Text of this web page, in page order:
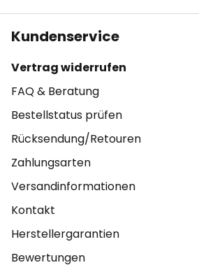
Kundenservice
Vertrag widerrufen
FAQ & Beratung
Bestellstatus prüfen
Rücksendung/Retouren
Zahlungsarten
Versandinformationen
Kontakt
Herstellergarantien
Bewertungen